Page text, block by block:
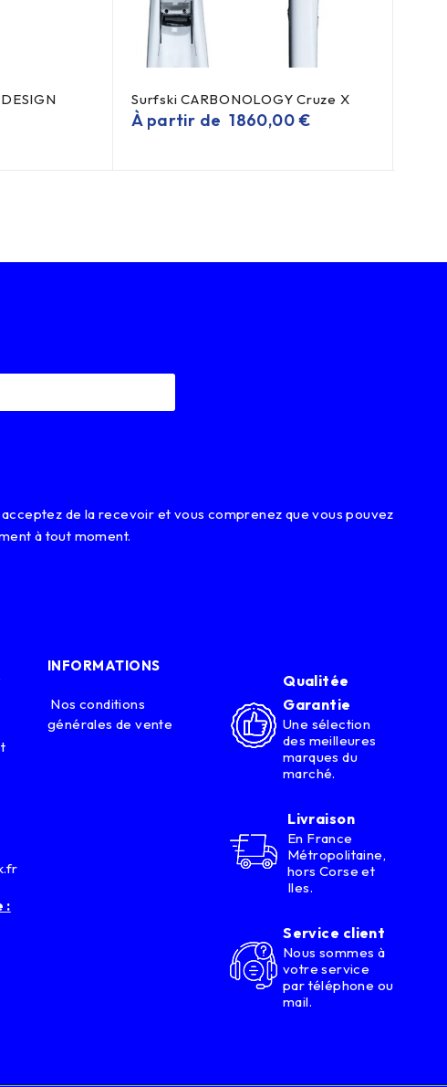
Surfski CARBONOLOGY Cruze X
À partir de1860,00€
acceptez de la recevoir et vous comprenez que vous pouvez
à tout moment.
:
INFORMATIONS
Nos conditions
générales de vente
Qualitée
Garantie
Une sélection
des meilleures
marques du
marché.
Livraison
En France
Métropolitaine,
hors Corse et
Iles.
Service client
Nous sommes à
votre service
par téléphone ou
mail.